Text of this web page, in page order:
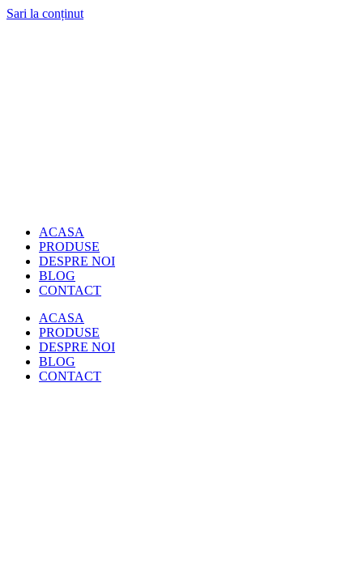
Sari la conținut
ACASA
PRODUSE
DESPRE NOI
BLOG
CONTACT
ACASA
PRODUSE
DESPRE NOI
BLOG
CONTACT